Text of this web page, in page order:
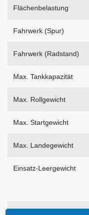
Flächenbelastung
Fahrwerk (Spur)
Fahrwerk (Radstand)
Max. Tankkapazität
Max. Rollgewicht
Max. Startgewicht
Max. Landegewicht
Einsatz-Leergewicht